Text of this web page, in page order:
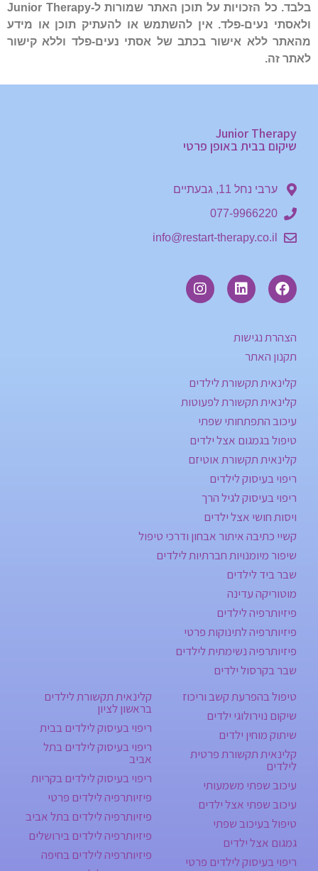
בלבד. כל הזכויות על תוכן האתר שמורות ל-Junior Therapy
ולאסתי נעים-פלד. אין להשתמש או להעתיק תוכן או מידע
מהאתר ללא אישור בכתב של אסתי נעים-פלד וללא קישור
לאתר זה.
Junior Therapy
שיקום בבית באופן פרטי
ערבי נחל 11, גבעתיים
077-9966220
info@restart-therapy.co.il
הצהרת נגישות
תקנון האתר
קלינאית תקשורת לילדים
קלינאית תקשורת לפעוטות
עיכוב התפתחותי שפתי
טיפול בגמגום אצל ילדים
קלינאית תקשורת אוטיזם
ריפוי בעיסוק לילדים
ריפוי בעיסוק לגיל הרך
ויסות חושי אצל ילדים
קשיי כתיבה איתור אבחון ודרכי טיפול
שיפור מיומנויות חברתיות לילדים
שבר ביד לילדים
מוטוריקה עדינה
פיזיותרפיה לילדים
פיזיותרפיה לתינוקות פרטי
פיזיותרפיה נשימתית לילדים
שבר בקרסול ילדים
טיפול בהפרעת קשב וריכוז
שיקום נוירולוגי ילדים
שיתוק מוחין ילדים
קלינאית תקשורת פרטית
לילדים
עיכוב שפתי משמעותי
עיכוב שפתי אצל ילדים
טיפול בעיכוב שפתי
גמגום אצל ילדים
ריפוי בעיסוק לילדים פרטי
קלינאית תקשורת לילדים
בראשון לציון
ריפוי בעיסוק לילדים בבית
ריפוי בעיסוק לילדים בתל
אביב
ריפוי בעיסוק לילדים בקריות
פיזיותרפיה לילדים פרטי
פיזיותרפיה לילדים בתל אביב
פיזיותרפיה לילדים בירושלים
פיזיותרפיה לילדים בחיפה